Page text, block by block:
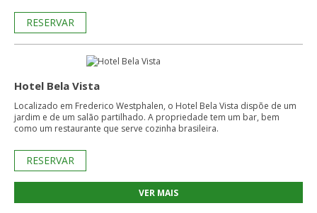
RESERVAR
Hotel Bela Vista
Localizado em Frederico Westphalen, o Hotel Bela Vista dispõe de um
jardim e de um salão partilhado. A propriedade tem um bar, bem
como um restaurante que serve cozinha brasileira.
RESERVAR
VER MAIS